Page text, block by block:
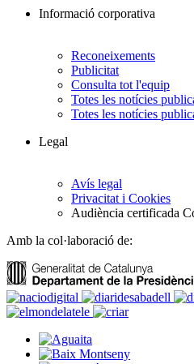
Informació corporativa
Reconeixements
Publicitat
Consulta tot l'equip
Totes les notícies
Totes les notícies
Legal
Avís legal
Privacitat i Cookies
Audiència certificada
Amb la col·laboració de: